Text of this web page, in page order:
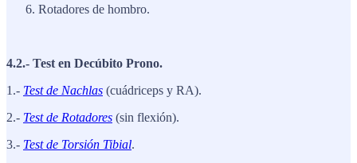
Rotadores de hombro.
4.2.- Test en Decúbito Prono.
1.- Test de Nachlas (cuádriceps y RA).
2.- Test de Rotadores (sin flexión).
3.- Test de Torsión Tibial.